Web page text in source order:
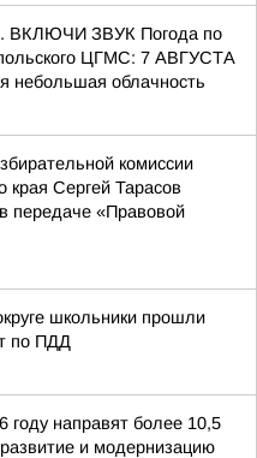
ВКЛЮЧИ ЗВУК Погода по
ЦГМС: 7 АВГУСТА
небольшая облачность
комиссии
края Сергей Тарасов
передаче «Правовой
школьники прошли
по ПДД
году направят более 10,5
и модернизацию